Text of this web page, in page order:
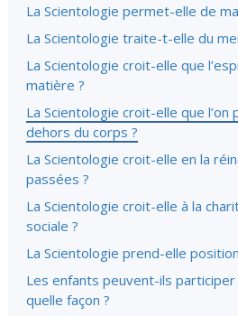
La Scientologie permet-elle de
La Scientologie traite-t-elle du
La Scientologie croit-elle que
matière ?
La Scientologie croit-elle que l’on
dehors du corps ?
La Scientologie croit-elle en la
passées ?
La Scientologie croit-elle à la
sociale ?
La Scientologie prend-elle
Les enfants peuvent-ils participer
quelle façon ?